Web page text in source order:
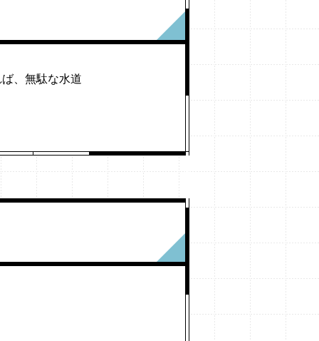
、無駄な水道